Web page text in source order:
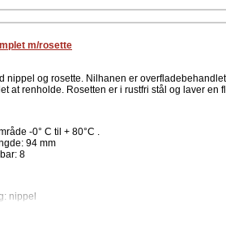
m/rosette
nippel og rosette. Nilhanen er
at renholde. Rosetten er i rustfri stål og laver en
-0° C til + 80°C .
94 mm
8
nippel